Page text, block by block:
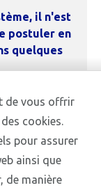
de vous offrir
cookies.
pour assurer
ainsi que
de manière
il n'est
postuler en
quelques